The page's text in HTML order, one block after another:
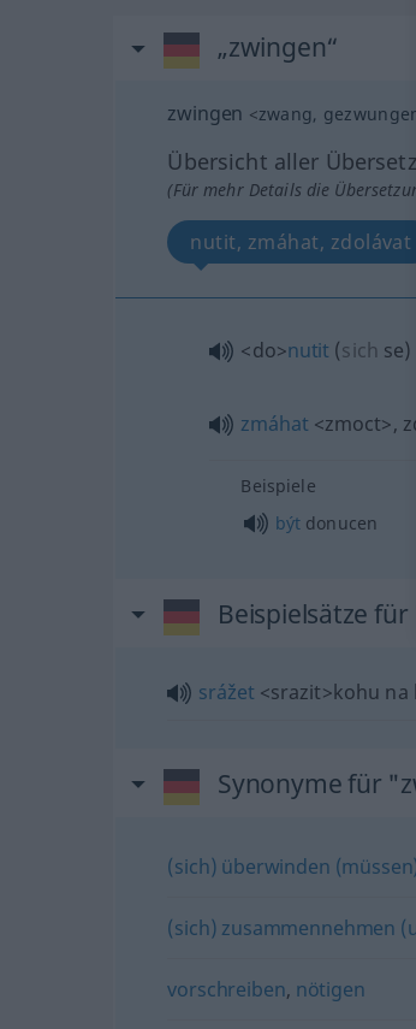
„zwingen“
zwingen <zwang,
Übersicht aller
(Für mehr Details die
nutit, zmáhat, zdolávat
<do>nutit (sich se)
zmáhat <zmoct>,
Beispiele
být donucen
Beispielsätze für
srážet <srazit>kohu na
Synonyme für
(sich) überwinden
(sich) zusammennehmen
vorschreiben, nötigen